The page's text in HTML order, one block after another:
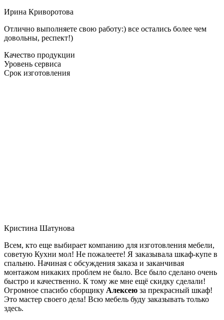
Ирина Криворотова
Отлично выполняете свою работу:) все остались более чем
довольны, респект!)
Качество продукции
Уровень сервиса
Срок изготовления
Кристина Шатунова
Всем, кто еще выбирает компанию для изготовления мебели,
советую Кухни мол! Не пожалеете! Я заказывала шкаф-купе в
спальню. Начиная с обсуждения заказа и заканчивая
монтажом никаких проблем не было. Все было сделано очень
быстро и качественно. К тому же мне ещё скидку сделали!
Огромное спасибо сборщику Алексею за прекрасный шкаф!
Это мастер своего дела! Всю мебель буду заказывать только
здесь.